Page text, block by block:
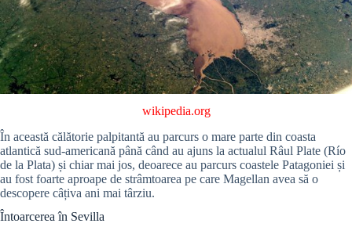
wikipedia.org
În această călătorie palpitantă au parcurs o mare parte din coasta
atlantică sud-americană până când au ajuns la actualul Râul Plate (Río
de la Plata) și chiar mai jos, deoarece au parcurs coastele Patagoniei și
au fost foarte aproape de strâmtoarea pe care Magellan avea să o
descopere câțiva ani mai târziu.
Întoarcerea în Sevilla